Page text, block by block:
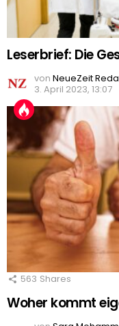
Leserbrief: Die
von NeueZeit
3. April 2023, 13:07
563 Shares
Woher kommt